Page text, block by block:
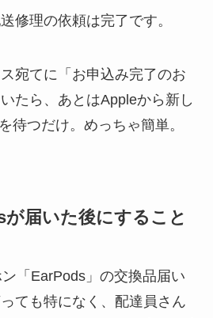
修理の依頼は完了です。
宛てに「お申込み完了のお
たら、あとはAppleから新し
待つだけ。めっちゃ簡単。
届いた後にすること
「EarPods」の交換品届い
ても特になく、配達員さん